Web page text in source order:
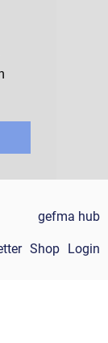
gefma hub
Shop Login